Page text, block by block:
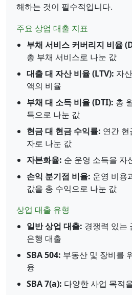
해하는 것이 필수적입니다.
주요 상업 대출 지표
부채 서비스 커버리지 비율
총 부채 서비스로 나눈 값
대출 대 자산 비율 (LTV): 자
액의 비율
부채 대 소득 비율 (DTI): 총
득으로 나눈 값
현금 대 현금 수익률: 연간
자로 나눈 값
자본화율: 순 운영 소득을 자
손익 분기점 비율: 운영 비용
값을 총 수익으로 나눈 값
상업 대출 유형
일반 상업 대출: 경쟁력 있는
은행 대출
SBA 504: 부동산 및 장비를
융
SBA 7(a): 다양한 사업 목적